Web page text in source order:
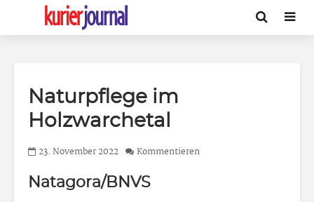
Naturpflege im
Holzwarchetal
23. November 2022 Kommentieren
Natagora/BNVS